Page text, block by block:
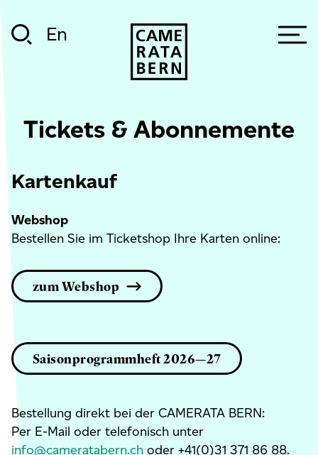
En
Tickets & Abonnemente
Kartenkauf
Webshop
Bestellen Sie im Ticketshop Ihre Karten online:
zum Webshop
Saisonprogrammheft 2026—27
Bestellung direkt bei der CAMERATA BERN:
Per E-Mail oder telefonisch unter
info@cameratabern.ch oder +41(0)31 371 86 88.